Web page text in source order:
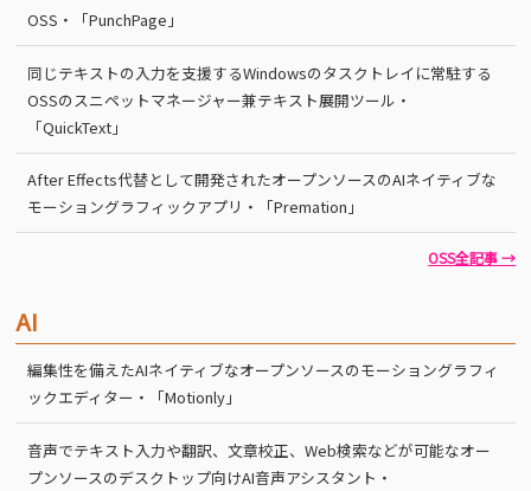
OSS・「PunchPage」
同じテキストの入力を支援するWindowsのタスクトレイに常駐する
OSSのスニペットマネージャー兼テキスト展開ツール・
「QuickText」
After Effects代替として開発されたオープンソースのAIネイティブな
モーショングラフィックアプリ・「Premation」
OSS全記事 →
AI
編集性を備えたAIネイティブなオープンソースのモーショングラフィ
ックエディター・「Motionly」
音声でテキスト入力や翻訳、文章校正、Web検索などが可能なオー
プンソースのデスクトップ向けAI音声アシスタント・